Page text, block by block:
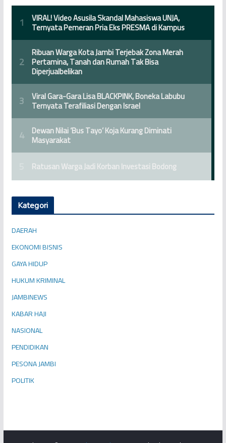
Kategori
DAERAH
EKONOMI BISNIS
GAYA HIDUP
HUKUM KRIMINAL
JAMBINEWS
KABAR HAJI
NASIONAL
PENDIDIKAN
PESONA JAMBI
POLITIK